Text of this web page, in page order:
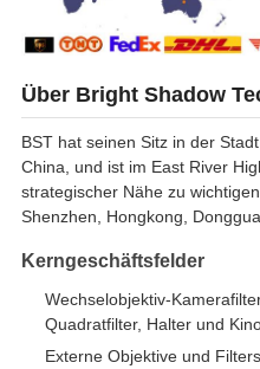
Über Bright Shadow
BST hat seinen Sitz in der
China, und ist im East River
strategischer Nähe zu
Shenzhen, Hongkong,
Kerngeschäftsfelder
Wechselobjektiv-
Quadratfilter, Halter und
Externe Objektive und